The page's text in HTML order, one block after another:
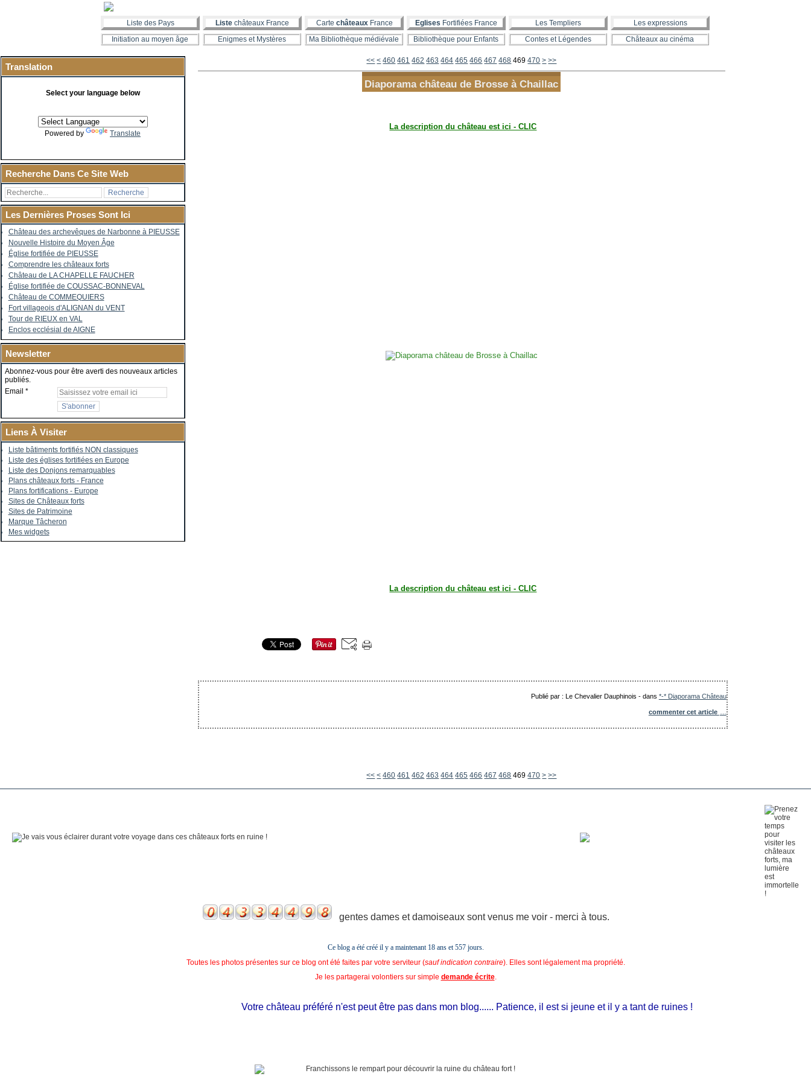
Liste des Pays Liste châteaux France Carte châteauxFrance Eglises Fortifiées France Les Templiers
Les expressions
Initiation au moyen âge
Enigmes et Mystères Ma Bibliothèque médiévale Bibliothèque pour Enfants Contes et Légendes Châteaux au cinéma
Translation
Select your language below
Powered by Translate
Recherche Dans Ce Site Web
Les Dernières Proses Sont Ici
Château des archevêques de Narbonne à PIEUSSE
Nouvelle Histoire du Moyen Âge
Église fortifiée de PIEUSSE
Comprendre les châteaux forts
Château de LA CHAPELLE FAUCHER
Église fortifiée de COUSSAC-BONNEVAL
Château de COMMEQUIERS
Fort villageois d'ALIGNAN du VENT
Tour de RIEUX en VAL
Enclos ecclésial de AIGNE
Newsletter
Abonnez-vous pour être averti des nouveaux articles
publiés.
Email
Liens À Visiter
Liste bâtiments fortifiés NON classiques
Liste des églises fortifiées en Europe
Liste des Donjons remarquables
Plans châteaux forts - France
Plans fortifications - Europe
Sites de Châteaux forts
Sites de Patrimoine
Marque Tâcheron
Mes widgets
<< < 400
410
420
430
440
450
460 461 462 463 464 465 466 467 468 469 470 480
490
500
600
700
800
900
1000
> >>
Diaporama château de Brosse à Chaillac
La description du château est ici - CLIC
La description du château est ici - CLIC
Publié par : Le Chevalier Dauphinois -dans *-* Diaporama Château
commenter cet article
<< < 400
410
420
430
440
450
460 461 462 463 464 465 466 467 468 469 470 480
490
500
600
700
800
900
1000
> >>
gentes dames et damoiseaux sont venus me voir - merci à tous.
Ce blog a été créé il y a maintenant 18 ans et557 jours.
Toutes les photos présentes sur ce blog ont été faites par votre serviteur (sauf indication contraire). Elles sont légalement ma propriété.
Je les partagerai volontiers sur simple demande écrite.
Votre château préféré n'est peut être pas dans mon blog...... Patience, il est si jeune et il y a tant de ruines !